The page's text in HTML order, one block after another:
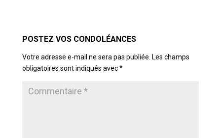
Votre adresse e-mail ne sera pas publiée. Les champs
obligatoires sont indiqués avec*